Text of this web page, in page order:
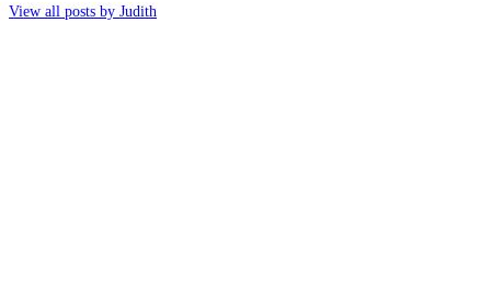
View all posts by Judith